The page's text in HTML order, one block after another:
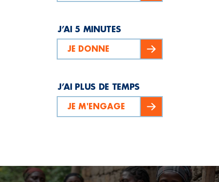
J’AI 5 MINUTES
JE DONNE
J’AI PLUS DE TEMPS
JE M'ENGAGE